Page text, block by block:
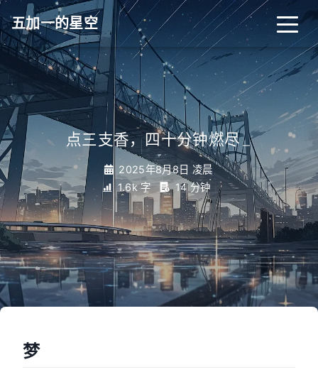
五加一的星空
点三支香，四十分钟燃尽_
2025年8月8日 凌晨
1.6k 字
14 分钟
梦